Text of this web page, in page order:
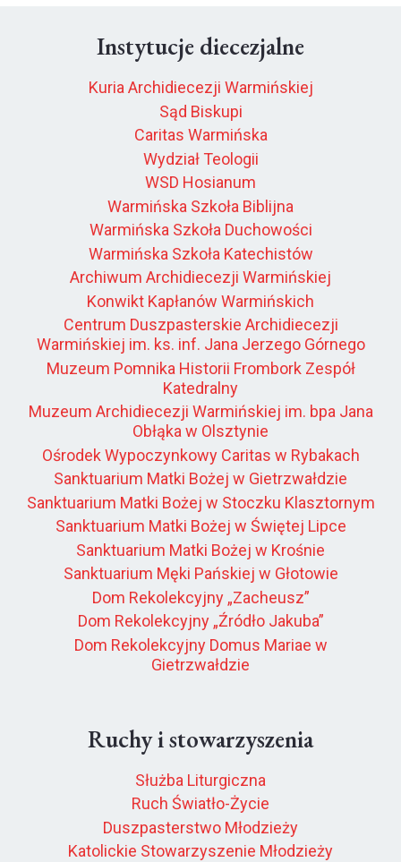
Instytucje diecezjalne
Kuria Archidiecezji Warmińskiej
Sąd Biskupi
Caritas Warmińska
Wydział Teologii
WSD Hosianum
Warmińska Szkoła Biblijna
Warmińska Szkoła Duchowości
Warmińska Szkoła Katechistów
Archiwum Archidiecezji Warmińskiej
Konwikt Kapłanów Warmińskich
Centrum Duszpasterskie Archidiecezji
Warmińskiej im. ks. inf. Jana Jerzego Górnego
Muzeum Pomnika Historii Frombork Zespół
Katedralny
Muzeum Archidiecezji Warmińskiej im. bpa Jana
Obłąka w Olsztynie
Ośrodek Wypoczynkowy Caritas w Rybakach
Sanktuarium Matki Bożej w Gietrzwałdzie
Sanktuarium Matki Bożej w Stoczku Klasztornym
Sanktuarium Matki Bożej w Świętej Lipce
Sanktuarium Matki Bożej w Krośnie
Sanktuarium Męki Pańskiej w Głotowie
Dom Rekolekcyjny „Zacheusz”
Dom Rekolekcyjny „Źródło Jakuba”
Dom Rekolekcyjny Domus Mariae w
Gietrzwałdzie
Ruchy i stowarzyszenia
Służba Liturgiczna
Ruch Światło-Życie
Duszpasterstwo Młodzieży
Katolickie Stowarzyszenie Młodzieży